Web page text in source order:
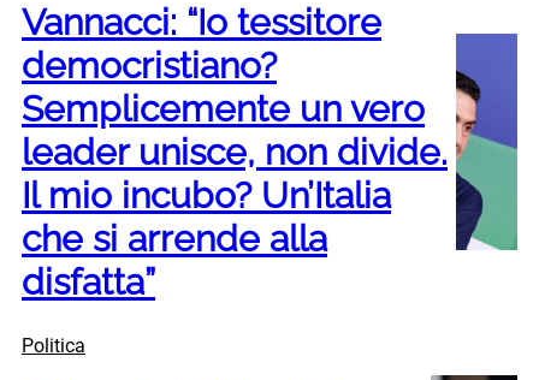
Vannacci: “Io tessitore
democristiano?
Semplicemente un vero
leader unisce, non divide.
Il mio incubo? Un’Italia
che si arrende alla
disfatta”
Politica